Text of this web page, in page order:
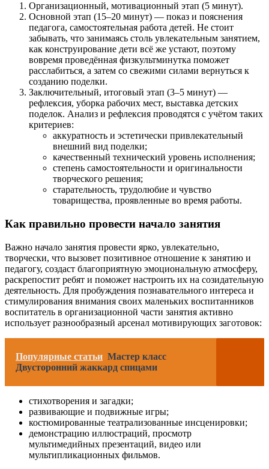
Организационный, мотивационный этап (5 минут).
Основной этап (15–20 минут) — показ и пояснения
педагога, самостоятельная работа детей. Не стоит
забывать, что занимаясь столь увлекательным занятием,
как конструирование дети всё же устают, поэтому
вовремя проведённая физкультминутка поможет
расслабиться, а затем со свежими силами вернуться к
созданию поделки.
Заключительный, итоговый этап (3–5 минут) —
рефлексия, уборка рабочих мест, выставка детских
поделок. Анализ и рефлексия проводятся с учётом таких
критериев:
аккуратность и эстетически привлекательный
внешний вид поделки;
качественный технический уровень исполнения;
степень самостоятельности и оригинальности
творческого решения;
старательность, трудолюбие и чувство
товарищества, проявленные во время работы.
Как правильно провести начало занятия
Важно начало занятия провести ярко, увлекательно,
творчески, что вызовет позитивное отношение к занятию и
педагогу, создаст благоприятную эмоциональную атмосферу,
раскрепостит ребят и поможет настроить их на созидательную
деятельность. Для пробуждения познавательного интереса и
стимулирования внимания своих маленьких воспитанников
воспитатель в организационной части занятия активно
использует разнообразный арсенал мотивирующих заготовок:
Популярные статьи Мастер класс
Двусторонний жаккард спицами
стихотворения и загадки;
развивающие и подвижные игры;
костюмированные театрализованные инсценировки;
демонстрацию иллюстраций, просмотр
мультимедийных презентаций, видео или
мультипликационных фильмов.